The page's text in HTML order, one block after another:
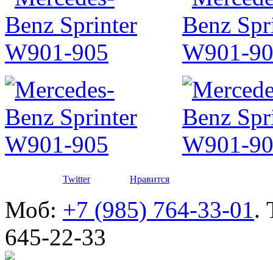
Twitter Нравится
Моб: +7 (985) 764-33-01.
645-22-33